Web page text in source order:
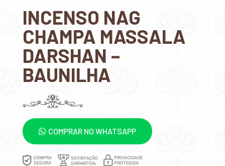
INCENSO NAG
CHAMPA MASSALA
DARSHAN –
BAUNILHA
COMPRAR NO WHATSAPP